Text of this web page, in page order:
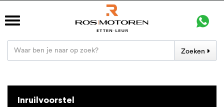
Zoeken
Inruilvoorstel